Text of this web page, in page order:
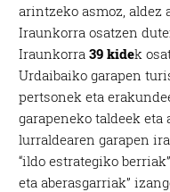
arintzeko asmoz,
Iraunkorra osatzen
Iraunkorra39 kidek
Urdaibaiko garapen
pertsonek eta
garapeneko taldeek
lurraldearen garapen
“ildo estrategiko
eta aberasgarriak”